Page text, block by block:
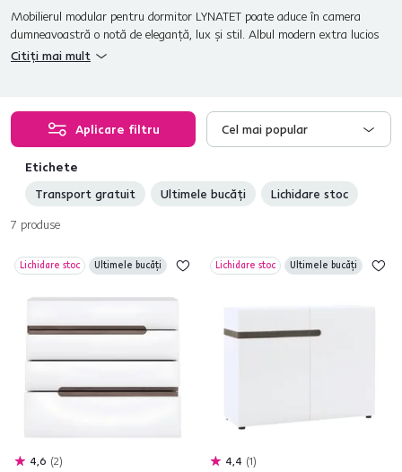
Mobilierul modular pentru dormitor LYNATET poate aduce în camera
dumneavoastră o notă de eleganţă, lux şi stil. Albul modern extra lucios
va lumina camera şi vă va invita la un somn odihnitor. Piesele de mobilier
Citiți mai mult
Aplicare filtru Cel mai popular
Etichete
Transport gratuit
Ultimele bucăți
Lichidare stoc
7 produse
Lichidare stoc Ultimele bucăți
4,6 2
Lichidare stoc Ultimele bucăți
4,4 1